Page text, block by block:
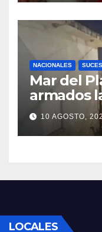
NACIONALES
Mar del
armados
robaron
casi se
10 AGOSTO,
LOCALES